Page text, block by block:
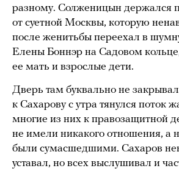
разному. Солженицын держался
от суетной Москвы, которую
после женитьбы переехал в
Елены Боннэр на Садовом
ее мать и взрослые дети.
Дверь там буквально не
к Сахарову с утра тянулся поток
многие из них к правозащитной
не имели никакого отношения, а
были сумасшедшими. Сахаров
уставал, но всех выслушивал и